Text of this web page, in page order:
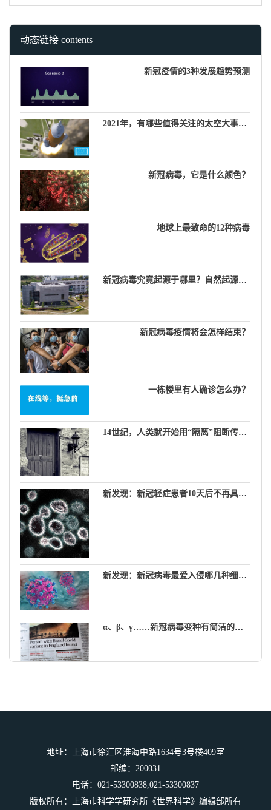
动态链接 contents
新冠疫情的3种发展趋势预测
2021年，有哪些值得关注的太空大事件？
新冠病毒，它是什么颜色？
地球上最致命的12种病毒
新冠病毒究竟起源于哪里？自然起源说，生物武器说，实验室泄漏说……
新冠病毒疫情将会怎样结束？
一栋楼里有人确诊怎么办？
14世纪，人类就开始用“隔离”阻断传染病
新发现：新冠轻症患者10天后不再具有传染性
新发现：新冠病毒最爱入侵哪几种细胞？
α、β、γ……新冠病毒变种有简洁的新名字了
何权衡？
地址：上海市徐汇区淮海中路1634号3号楼409室
邮编：200031
电话：021-53300838,021-53300837
版权所有：上海市科学学研究所《世界科学》编辑部所有